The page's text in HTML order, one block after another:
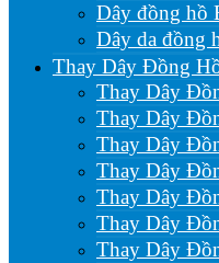
Dây đồng hồ
Dây da đồng
Thay Dây Đồng
Thay Dây
Thay Dây
Thay Dây
Thay Dây
Thay Dây
Thay Dây
Thay Dây